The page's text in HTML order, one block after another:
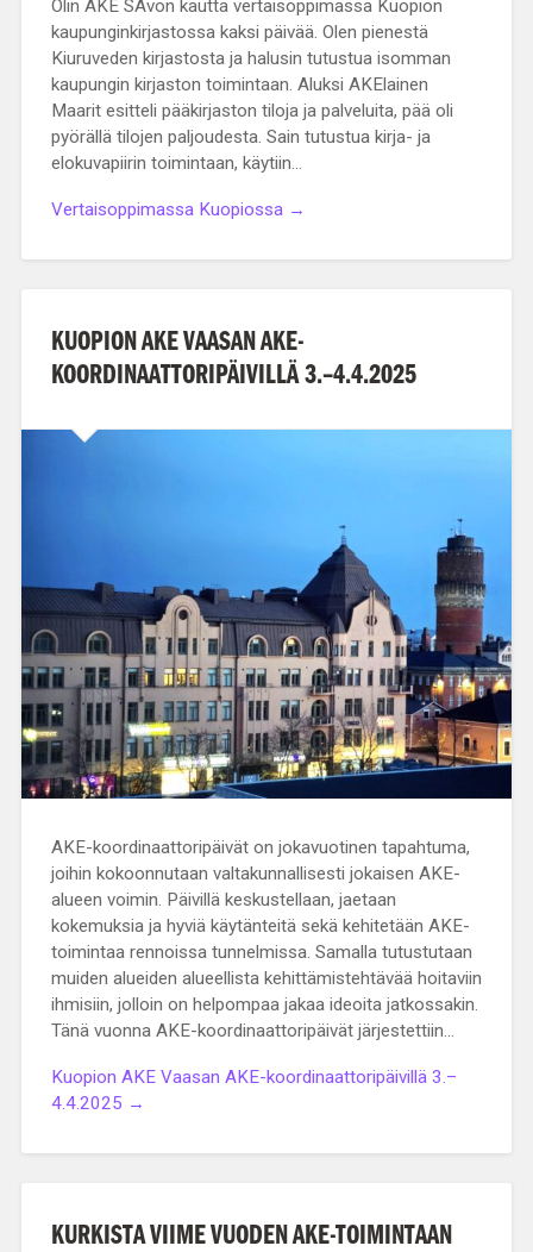
Olin AKE SAvon kautta vertaisoppimassa Kuopion
kaupunginkirjastossa kaksi päivää. Olen pienestä
Kiuruveden kirjastosta ja halusin tutustua isomman
kaupungin kirjaston toimintaan. Aluksi AKElainen
Maarit esitteli pääkirjaston tiloja ja palveluita, pää oli
pyörällä tilojen paljoudesta. Sain tutustua kirja- ja
elokuvapiirin toimintaan, käytiin…
Vertaisoppimassa Kuopiossa →
KUOPION AKE VAASAN AKE-
KOORDINAATTORIPÄIVILLÄ 3.–4.4.2025
AKE-koordinaattoripäivät on jokavuotinen tapahtuma,
joihin kokoonnutaan valtakunnallisesti jokaisen AKE-
alueen voimin. Päivillä keskustellaan, jaetaan
kokemuksia ja hyviä käytänteitä sekä kehitetään AKE-
toimintaa rennoissa tunnelmissa. Samalla tutustutaan
muiden alueiden alueellista kehittämistehtävää hoitaviin
ihmisiin, jolloin on helpompaa jakaa ideoita jatkossakin.
Tänä vuonna AKE-koordinaattoripäivät järjestettiin…
Kuopion AKE Vaasan AKE-koordinaattoripäivillä 3.–
4.4.2025 →
KURKISTA VIIME VUODEN AKE-TOIMINTAAN